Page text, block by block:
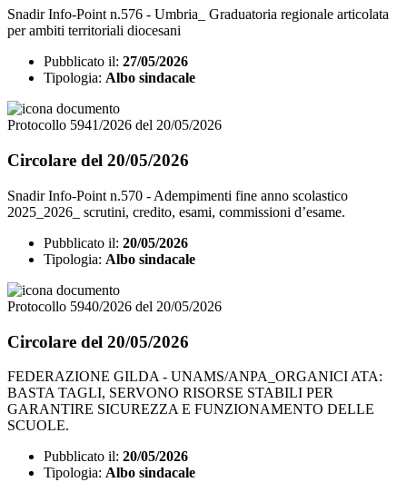
Snadir Info-Point n.576 - Umbria_ Graduatoria regionale articolata
per ambiti territoriali diocesani
Pubblicato il: 27/05/2026
Tipologia: Albo sindacale
Protocollo 5941/2026 del 20/05/2026
Circolare del 20/05/2026
Snadir Info-Point n.570 - Adempimenti fine anno scolastico
2025_2026_ scrutini, credito, esami, commissioni d’esame.
Pubblicato il: 20/05/2026
Tipologia: Albo sindacale
Protocollo 5940/2026 del 20/05/2026
Circolare del 20/05/2026
FEDERAZIONE GILDA - UNAMS/ANPA_ORGANICI ATA:
BASTA TAGLI, SERVONO RISORSE STABILI PER
GARANTIRE SICUREZZA E FUNZIONAMENTO DELLE
SCUOLE.
Pubblicato il: 20/05/2026
Tipologia: Albo sindacale